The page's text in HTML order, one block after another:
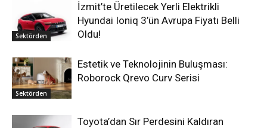
Sektörden
İzmit’te Üretilecek Yerli Elektrikli
Hyundai Ioniq 3’ün Avrupa Fiyatı Belli
Oldu!
Sektörden
Estetik ve Teknolojinin Buluşması:
Roborock Qrevo Curv Serisi
Toyota’dan Sır Perdesini Kaldıran